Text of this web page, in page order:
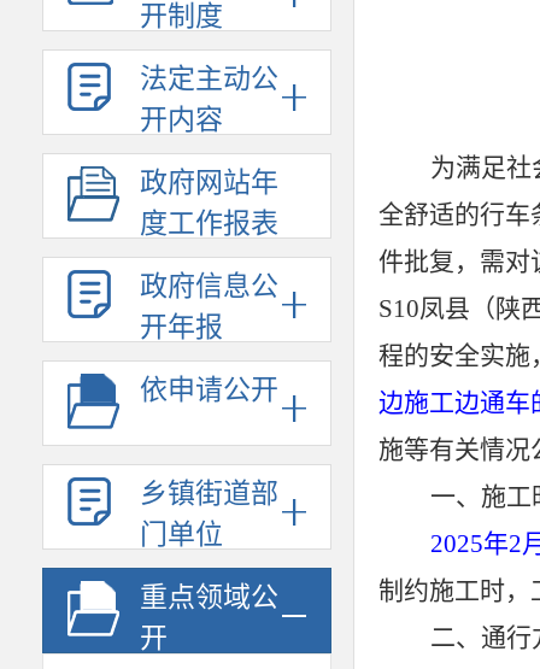
开制度
法定主动公
开内容
政府网站年
度工作报表
政府信息公
开年报
依申请公开
乡镇街道部
门单位
重点领域公
开
为满足社
全舒适的行车
件批复，需对
S10凤县（陕
程的安全实施
边施工边通车
施等有关情况
一、施工
2025年2
制约施工时，
二、通行